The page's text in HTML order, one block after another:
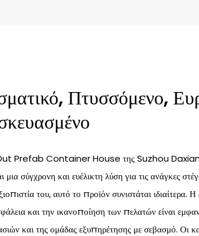
Πτυσσόμενο,
Prefab Container House της Suzhou
σύγχρονη και ευέλικτη λύση για τις ανάγκες
του, αυτό το προϊόν συνιστάται ιδιαίτερα.
και την ικανοποίηση των πελατών είναι
και της ομάδας εξυπηρέτησης με σεβασμό. Οι